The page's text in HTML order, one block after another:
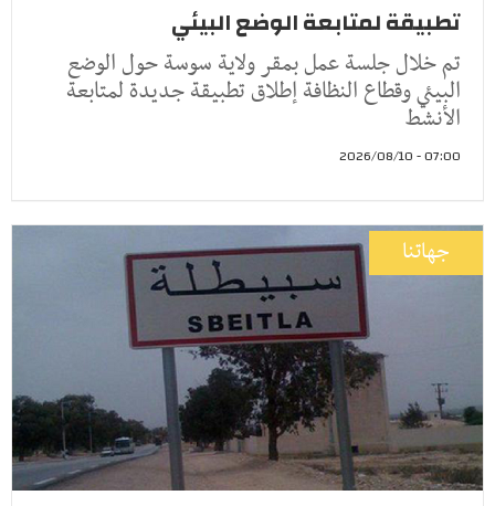
تطبيقة لمتابعة الوضع البيئي
تم خلال جلسة عمل بمقر ولاية سوسة حول الوضع
البيئي وقطاع النظافة إطلاق تطبيقة جديدة لمتابعة
الأنشط
07:00 - 2026/08/10
جهاتنا